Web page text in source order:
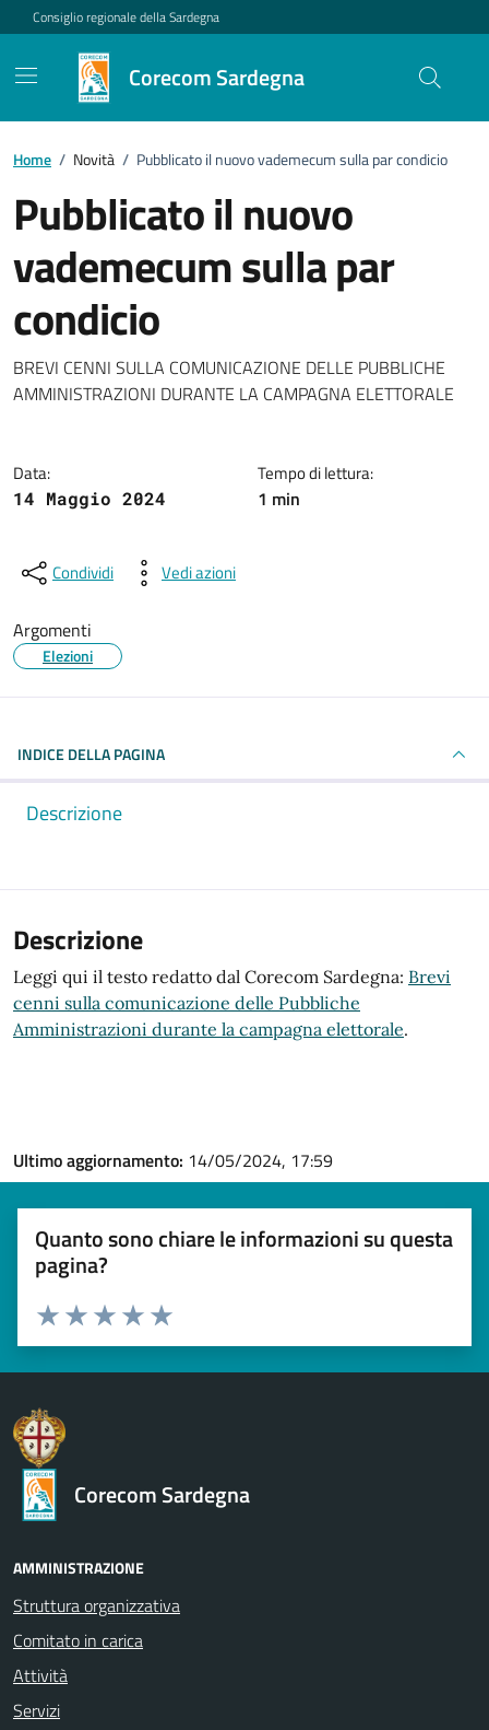
Vai ai contenuti
Vai al footer
Consiglio regionale della Sardegna
Corecom Sardegna
Home / Novità / Pubblicato il nuovo vademecum sulla par condicio
Pubblicato il nuovo
vademecum sulla par
condicio
Dettagli della notizia
BREVI CENNI SULLA COMUNICAZIONE DELLE PUBBLICHE
AMMINISTRAZIONI DURANTE LA CAMPAGNA ELETTORALE
Data:
14 Maggio 2024
Tempo di lettura:
1 min
Condividi Vedi azioni
Argomenti
Elezioni
INDICE DELLA PAGINA
Descrizione
Descrizione
Leggi qui il testo redatto dal Corecom Sardegna: Brevi
cenni sulla comunicazione delle Pubbliche
Amministrazioni durante la campagna elettorale.
Ultimo aggiornamento: 14/05/2024, 17:59
Quanto sono chiare le informazioni su questa
pagina?
Valuta 5 stelle su 5
Valuta 4 stelle su 5
Valuta 3 stelle su 5
Valuta 2 stelle su 5
Valuta 1 stelle su 5
Corecom Sardegna
AMMINISTRAZIONE
Struttura organizzativa
Comitato in carica
Attività
Servizi